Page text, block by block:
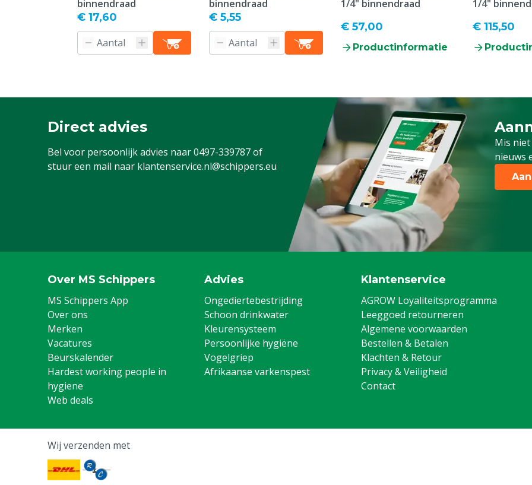
Diergroep
Rundvee, Varkens, Pluimvee, Schapen,
Geiten, Overig
binnendraad
€ 17,60
binnendraad
€ 5,55
1/4" binnendraad
€ 57,00
Productinformatie
1/4"
€ 115,50
Direct advies
Bel voor persoonlijk advies naar0497-339787of
stuur een mail naar klantenservice.nl@schippers.eu
Mis
nieuws
Schrijf
Over MS Schippers
MS Schippers App
Over ons
Merken
Vacatures
Beurskalender
Hardest working people in
hygiene
Web deals
Advies
Ongediertebestrijding
Schoon drinkwater
Kleurensysteem
Persoonlijke hygiëne
Vogelgriep
Afrikaanse varkenspest
Klantenservice
AGROW Loyaliteitsprogramma
Leeggoed retourneren
Algemene voorwaarden
Bestellen & Betalen
Klachten & Retour
Privacy & Veiligheid
Contact
Wij verzenden met